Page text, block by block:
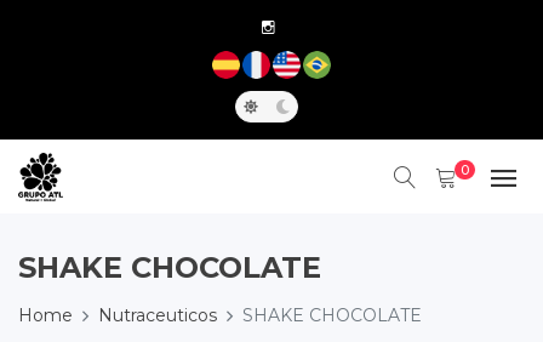
0
SHAKE CHOCOLATE
Home Nutraceuticos SHAKE CHOCOLATE